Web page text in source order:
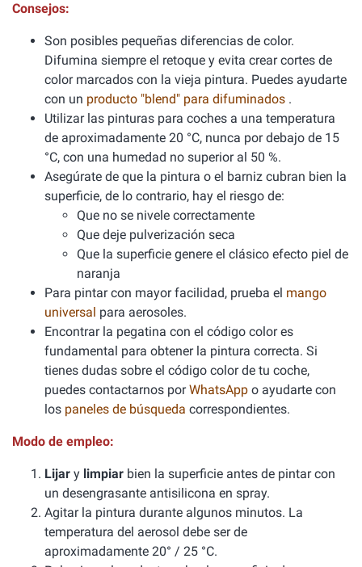
Consejos:
Son posibles pequeñas diferencias de color.
Difumina siempre el retoque y evita crear cortes de
color marcados con la vieja pintura. Puedes ayudarte
con un producto "blend" para difuminados .
Utilizar las pinturas para coches a una temperatura
de aproximadamente 20 °C, nunca por debajo de 15
°C, con una humedad no superior al 50 %.
Asegúrate de que la pintura o el barniz cubran bien la
superficie, de lo contrario, hay el riesgo de:
Que no se nivele correctamente
Que deje pulverización seca
Que la superficie genere el clásico efecto piel de
naranja
Para pintar con mayor facilidad, prueba el mango
universal para aerosoles.
Encontrar la pegatina con el código color es
fundamental para obtener la pintura correcta. Si
tienes dudas sobre el código color de tu coche,
puedes contactarnos porWhatsApp o ayudarte con
los paneles de búsqueda correspondientes.
Modo de empleo:
Lijar y limpiar bien la superficie antes de pintar con
un desengrasante antisilicona en spray.
Agitar la pintura durante algunos minutos. La
temperatura del aerosol debe ser de
aproximadamente 20° / 25 °C.